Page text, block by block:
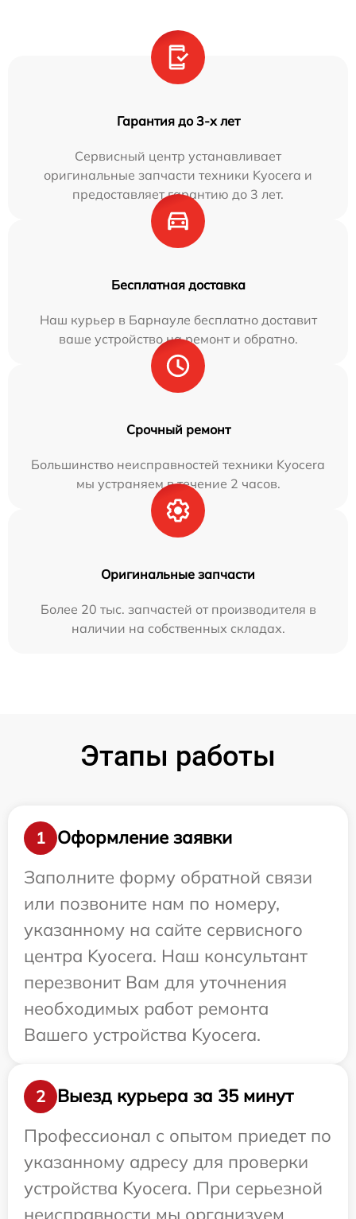
Гарантия до 3-х лет
Сервисный центр устанавливает
оригинальные запчасти техники Kyocera и
предоставляет гарантию до 3 лет.
Бесплатная доставка
Наш курьер в Барнауле бесплатно доставит
ваше устройство на ремонт и обратно.
Срочный ремонт
Большинство неисправностей техники Kyocera
мы устраняем в течение 2 часов.
Оригинальные запчасти
Более 20 тыс. запчастей от производителя в
наличии на собственных складах.
Этапы работы
1
Оформление заявки
Заполните форму обратной связи
или позвоните нам по номеру,
указанному на сайте сервисного
центра Kyocera. Наш консультант
перезвонит Вам для уточнения
необходимых работ ремонта
Вашего устройства Kyocera.
2
Выезд курьера за 35 минут
Профессионал с опытом приедет по
указанному адресу для проверки
устройства Kyocera. При серьезной
неисправности мы организуем